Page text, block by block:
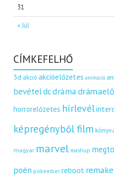
« Júl
31
CÍMKEFELHŐ
3d akció akcióelőzetes animáció
bevételdcdráma
horrorelőzetes hírlevél
képregényből film
magyar marvel mashup
poén pókember reboot remake